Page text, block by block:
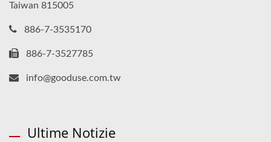
Taiwan 815005
886-7-3535170
886-7-3527785
info@gooduse.com.tw
Ultime Notizie